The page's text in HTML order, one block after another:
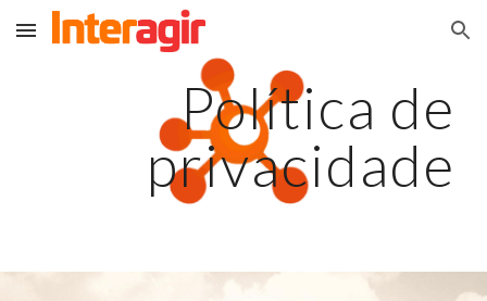
Skip to main content Skip to navigation
Política de
privacidade